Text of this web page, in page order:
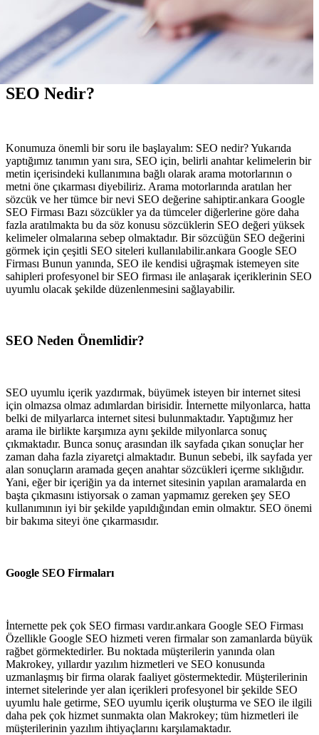
SEO Nedir?
Konumuza önemli bir soru ile başlayalım: SEO nedir? Yukarıda
yaptığımız tanımın yanı sıra, SEO için, belirli anahtar kelimelerin bir
metin içerisindeki kullanımına bağlı olarak arama motorlarının o
metni öne çıkarması diyebiliriz. Arama motorlarında aratılan her
sözcük ve her tümce bir nevi SEO değerine sahiptir.ankara Google
SEO Firması Bazı sözcükler ya da tümceler diğerlerine göre daha
fazla aratılmakta bu da söz konusu sözcüklerin SEO değeri yüksek
kelimeler olmalarına sebep olmaktadır. Bir sözcüğün SEO değerini
görmek için çeşitli SEO siteleri kullanılabilir.ankara Google SEO
Firması Bunun yanında, SEO ile kendisi uğraşmak istemeyen site
sahipleri profesyonel bir SEO firması ile anlaşarak içeriklerinin SEO
uyumlu olacak şekilde düzenlenmesini sağlayabilir.
SEO Neden Önemlidir?
SEO uyumlu içerik yazdırmak, büyümek isteyen bir internet sitesi
için olmazsa olmaz adımlardan birisidir. İnternette milyonlarca, hatta
belki de milyarlarca internet sitesi bulunmaktadır. Yaptığımız her
arama ile birlikte karşımıza aynı şekilde milyonlarca sonuç
çıkmaktadır. Bunca sonuç arasından ilk sayfada çıkan sonuçlar her
zaman daha fazla ziyaretçi almaktadır. Bunun sebebi, ilk sayfada yer
alan sonuçların aramada geçen anahtar sözcükleri içerme sıklığıdır.
Yani, eğer bir içeriğin ya da internet sitesinin yapılan aramalarda en
başta çıkmasını istiyorsak o zaman yapmamız gereken şey SEO
kullanımının iyi bir şekilde yapıldığından emin olmaktır. SEO önemi
bir bakıma siteyi öne çıkarmasıdır.
Google SEO Firmaları
İnternette pek çok SEO firması vardır.ankara Google SEO Firması
Özellikle Google SEO hizmeti veren firmalar son zamanlarda büyük
rağbet görmektedirler. Bu noktada müşterilerin yanında olan
Makrokey, yıllardır yazılım hizmetleri ve SEO konusunda
uzmanlaşmış bir firma olarak faaliyet göstermektedir. Müşterilerinin
internet sitelerinde yer alan içerikleri profesyonel bir şekilde SEO
uyumlu hale getirme, SEO uyumlu içerik oluşturma ve SEO ile ilgili
daha pek çok hizmet sunmakta olan Makrokey; tüm hizmetleri ile
müşterilerinin yazılım ihtiyaçlarını karşılamaktadır.